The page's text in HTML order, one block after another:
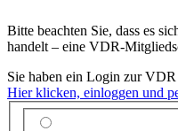
Bitte beachten Sie, dass es
handelt – eine VDR-
Sie haben ein Login zur VDR
Hier klicken, einloggen und